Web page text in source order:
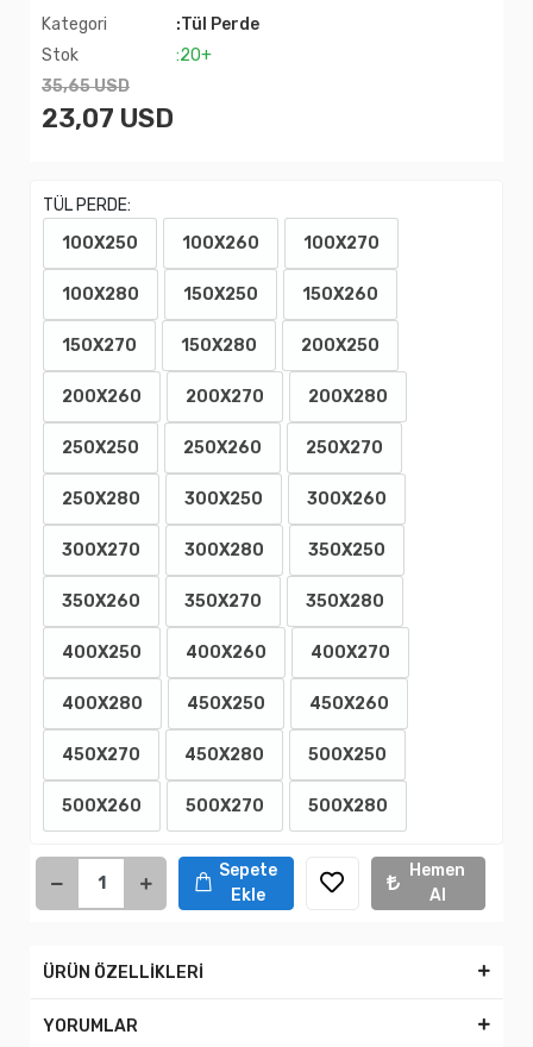
Kategori
:Tül Perde
Stok
:20+
35,65 USD
23,07 USD
TÜL PERDE:
100X250
100X260 100X270
100X280 150X250 150X260
150X270 150X280 200X250
200X260 200X270 200X280
250X250 250X260 250X270
250X280 300X250 300X260
300X270 300X280 350X250
350X260 350X270 350X280
400X250 400X260 400X270
400X280 450X250 450X260
450X270 450X280 500X250
500X260 500X270 500X280
Sepete
Ekle
Hemen
Al
ÜRÜN ÖZELLİKLERİ
YORUMLAR